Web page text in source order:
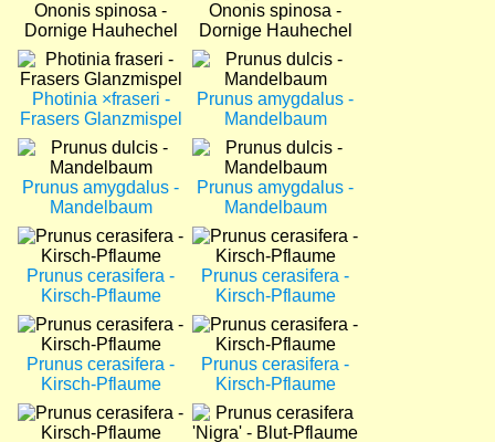
Ononis spinosa -
Dornige Hauhechel
Ononis spinosa -
Dornige Hauhechel
Bild
Photinia ×fraseri -
Frasers Glanzmispel
Bild
Prunus amygdalus -
Mandelbaum
Bild
Prunus amygdalus -
Mandelbaum
Bild
Prunus amygdalus -
Mandelbaum
Bild
Prunus cerasifera -
Kirsch-Pflaume
Bild
Prunus cerasifera -
Kirsch-Pflaume
Bild
Prunus cerasifera -
Kirsch-Pflaume
Bild
Prunus cerasifera -
Kirsch-Pflaume
Bild
Bild